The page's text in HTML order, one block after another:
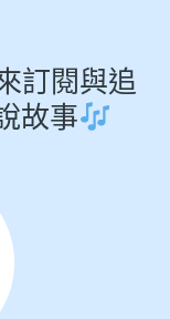
訂閱與追
故事